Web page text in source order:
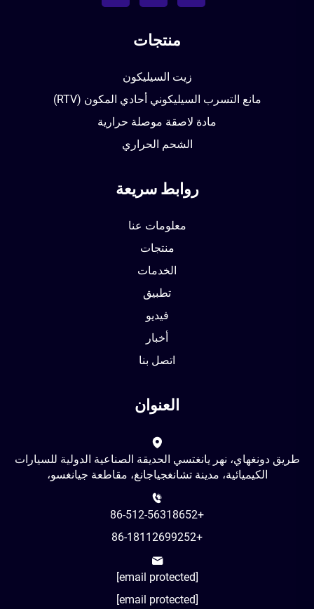
منتجات
زيت السيليكون
مانع التسرب السيليكوني أحادي المكون (RTV)
مادة لاصقة موصلة حرارية
الشحم الحراري
روابط سريعة
معلومات عنا
منتجات
الخدمات
تطبيق
فيديو
أخبار
اتصل بنا
العنوان
طريق دونغهاي، نهر يانغتسي الحديقة الصناعية الدولية للسيارات
الكيميائية، مدينة تشانغجياجانغ، مقاطعة جيانغسو،
+86-512-56318652
+86-18112699252
[email protected]
[email protected]